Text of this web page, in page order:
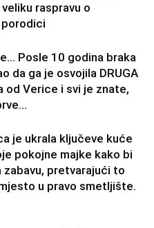
raspravu o
porodici
Posle 10 godina braka
da ga je osvojila DRUGA
od Verice i svi je znate,
je ukrala ključeve kuće
pokojne majke kako bi
zabavu, pretvarajući to
u pravo smetljište.